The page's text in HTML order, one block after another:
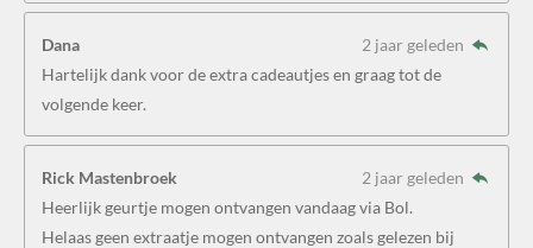
Dana
2 jaar geleden
Hartelijk dank voor de extra cadeautjes en graag tot de
volgende keer.
Rick Mastenbroek
2 jaar geleden
Heerlijk geurtje mogen ontvangen vandaag via Bol.
Helaas geen extraatje mogen ontvangen zoals gelezen bij